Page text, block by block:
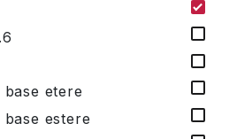
etere
estere